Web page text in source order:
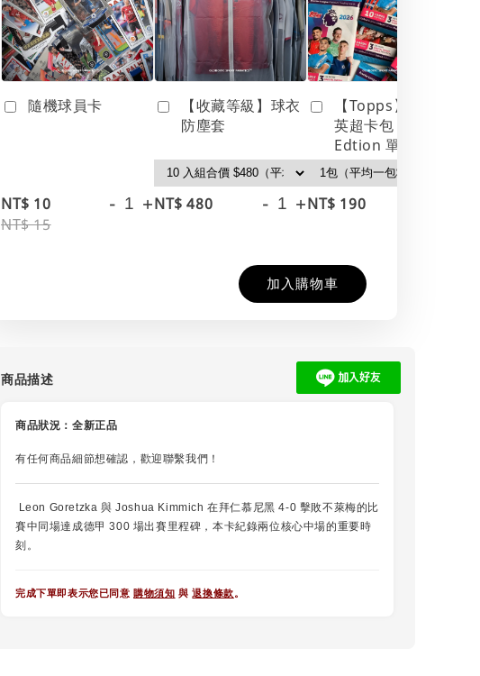
隨機球員卡
NT$ 10
NT$ 15
- +
【收藏等級】球衣
防塵套
NT$ 480 - +
【Topps】25/26
英超卡包 Debut
Edtion 單包
NT$ 190
加入購物車
商品描述
商品狀況： 全新正品
有任何商品細節想確認，歡迎聯繫我們！
Leon Goretzka 與 Joshua Kimmich 在拜仁慕尼黑 4-0 擊敗不萊梅的比
賽中同場達成德甲 300 場出賽里程碑，本卡紀錄兩位核心中場的重要時
刻。
完成下單即表示您已同意 購物須知 與退換條款。